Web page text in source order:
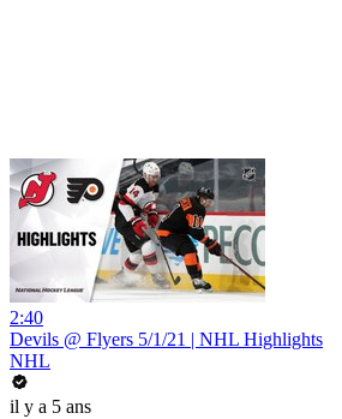
2:40
Devils @ Flyers 5/1/21 | NHL Highlights
NHL
il y a 5 ans